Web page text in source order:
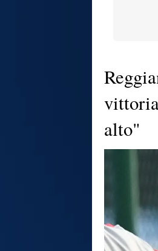
alto"